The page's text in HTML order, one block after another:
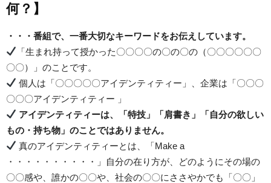
何？】
・・・番組で、一番大切なキーワードをお伝えしています。
「生まれ持って授かった〇〇〇〇の〇の〇の（〇〇〇〇〇〇
〇〇）」のことです。
個人は「〇〇〇〇〇アイデンティティー」、企業は「〇〇〇
〇〇〇アイデンティティー 」
アイデンティティーは、「特技」「肩書き」「自分の欲しい
もの・持ち物」のことではありません。
真のアイデンティティーとは、「Make a
・・・・・・・・・・」自分の在り方が、どのようにその場の
〇〇感や、誰かの〇〇や、社会の〇〇にささやかでも「〇〇」